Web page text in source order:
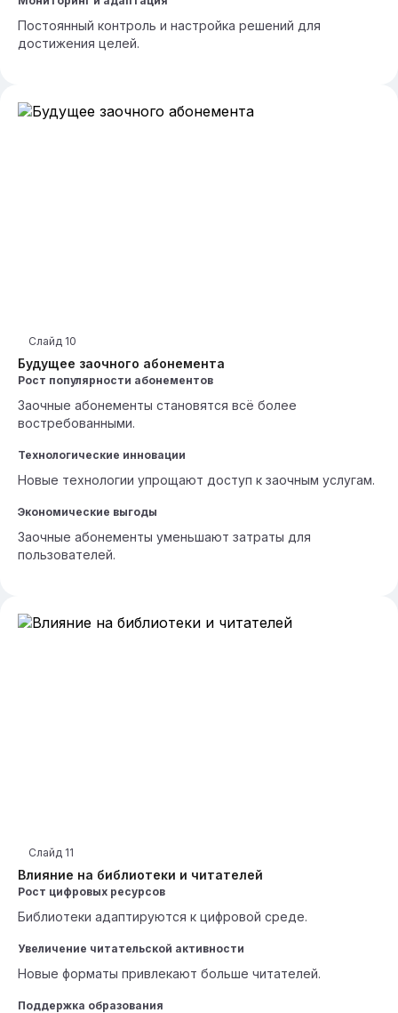
Постоянный контроль и настройка решений для
достижения целей.
Будущее заочного абонемента
Слайд 10
Рост популярности абонементов
Заочные абонементы становятся всё более
востребованными.
Технологические инновации
Новые технологии упрощают доступ к заочным услугам.
Экономические выгоды
Заочные абонементы уменьшают затраты для
пользователей.
Влияние на библиотеки и читателей
Слайд 11
Рост цифровых ресурсов
Библиотеки адаптируются к цифровой среде.
Увеличение читательской активности
Новые форматы привлекают больше читателей.
Поддержка образования